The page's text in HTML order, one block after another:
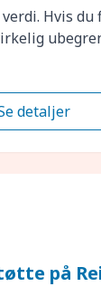
Hvis du
detaljer
på